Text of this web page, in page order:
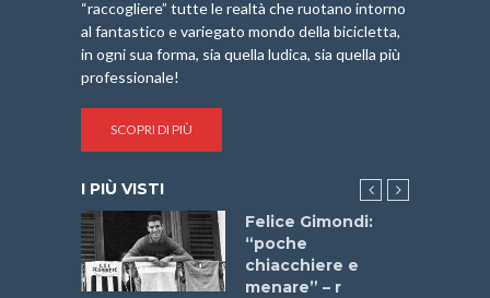
“raccogliere” tutte le realtà che ruotano intorno
al fantastico e variegato mondo della bicicletta,
in ogni sua forma, sia quella ludica, sia quella più
professionale!
SCOPRI DI PIÙ
I PIÙ VISTI
Felice Gimondi:
“poche
chiacchiere e
menare” – r